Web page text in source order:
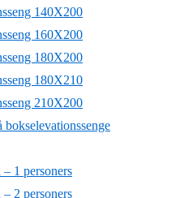
140X200
160X200
180X200
180X210
210X200
bokselevationssenge
– 1 personers
– 2 personers